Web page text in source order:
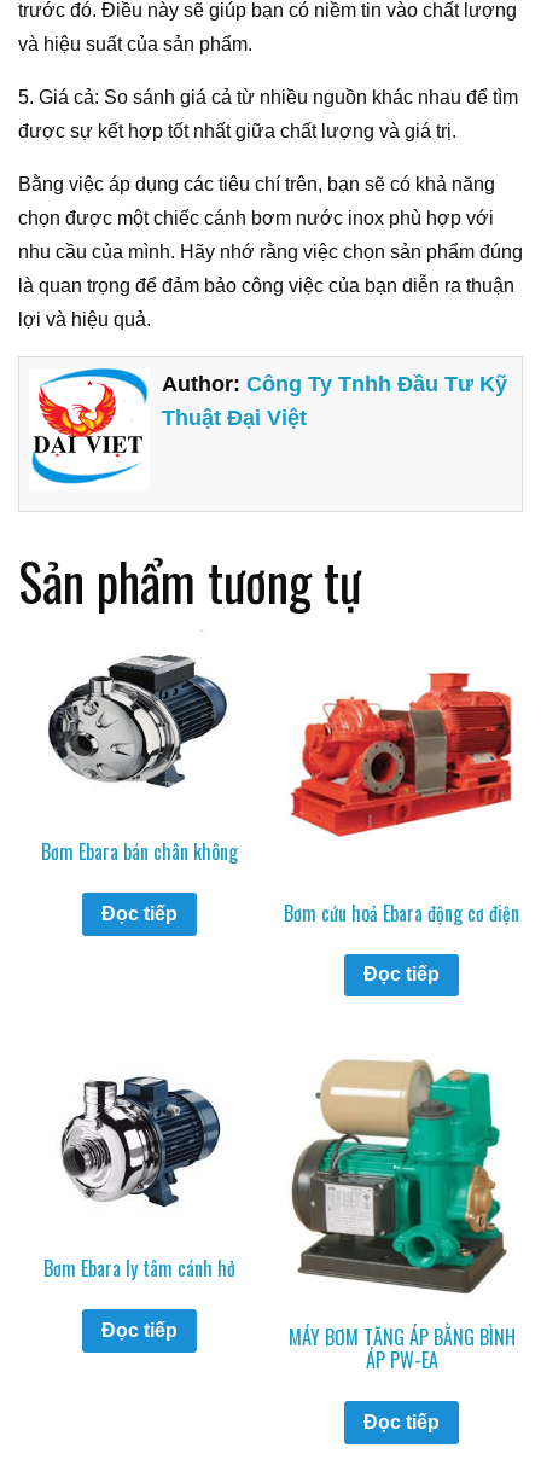
trước đó. Điều này sẽ giúp bạn có niềm tin vào chất lượng
và hiệu suất của sản phẩm.
5. Giá cả: So sánh giá cả từ nhiều nguồn khác nhau để tìm
được sự kết hợp tốt nhất giữa chất lượng và giá trị.
Bằng việc áp dụng các tiêu chí trên, bạn sẽ có khả năng
chọn được một chiếc cánh bơm nước inox phù hợp với
nhu cầu của mình. Hãy nhớ rằng việc chọn sản phẩm đúng
là quan trọng để đảm bảo công việc của bạn diễn ra thuận
lợi và hiệu quả.
Author:Công Ty Tnhh Đầu Tư Kỹ
Thuật Đại Việt
Sản phẩm tương tự
Bơm Ebara bán chân không
Đọc tiếp Bơm cứu hoả Ebara động cơ điện
Đọc tiếp
Bơm Ebara ly tâm cánh hở
Đọc tiếp MÁY BƠM TĂNG ÁP BẰNG BÌNH
ÁP PW-EA
Đọc tiếp